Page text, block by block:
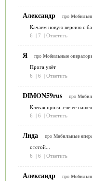
Александр про
Качаем новую версию с
6
| 7 | Ответить
Я про Мобильные
Прога улёт
6
| 6 | Ответить
DIMON59rus про
Клевая прога..еле её
6
| 6 | Ответить
Лида про Мобильные
отстой...
6
| 6 | Ответить
Александр про